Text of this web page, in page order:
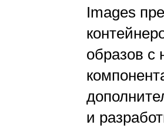
Images
образов с
и